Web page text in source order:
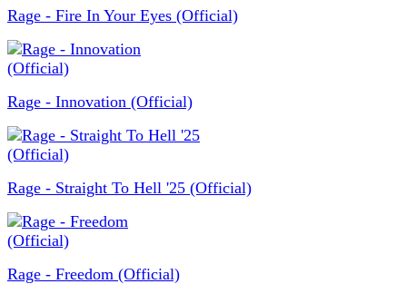
Rage - Fire In Your Eyes (Official)
Rage - Innovation (Official)
Rage - Straight To Hell '25 (Official)
Rage - Freedom (Official)